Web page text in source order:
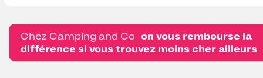
Chez Camping and Co on vous rembourse la
différence si vous trouvez moins cher ailleurs